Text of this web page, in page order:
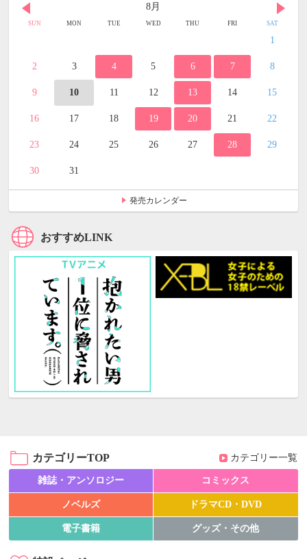
8月
SUN MON TUE WED THU FRI SAT
1
2 3 4 5 6 7 8
9 10 11 12 13 14 15
16 17 18 19 20 21 22
23 24 25 26 27 28 29
30 31
発売カレンダー
おすすめLINK
カテゴリーTOP カテゴリー一覧
雑誌・アンソロジー コミックス
ノベルズ ドラマCD・DVD
電子書籍 グッズ・その他